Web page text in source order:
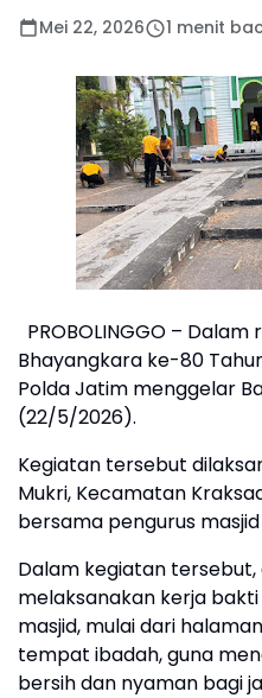
Mei 22, 2026 1 menit
PROBOLINGGO –
Bhayangkara ke-80
Polda Jatim menggelar
(22/5/2026).
Kegiatan tersebut
Mukri, Kecamatan
bersama pengurus
Dalam kegiatan
melaksanakan kerja
masjid, mulai dari
tempat ibadah, guna
bersih dan nyaman bagi